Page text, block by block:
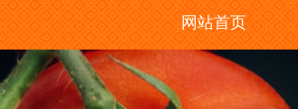
网站首页